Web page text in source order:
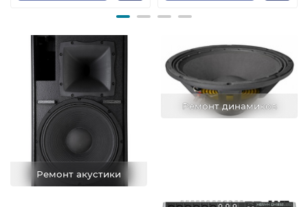
Ремонт акустики
Ремонт динамиков